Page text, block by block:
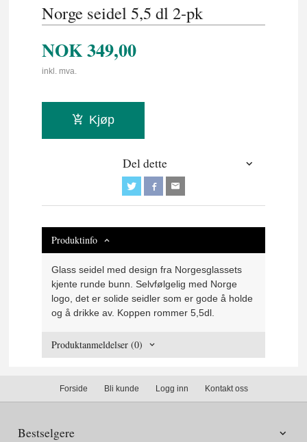
Norge seidel 5,5 dl 2-pk
NOK349,00
inkl. mva.
Kjøp
Del dette
Produktinfo
Glass seidel med design fra Norgesglassets
kjente runde bunn. Selvfølgelig med Norge
logo, det er solide seidler som er gode å holde
og å drikke av. Koppen rommer 5,5dl.
Produktanmeldelser (0)
Forside Bli kunde Logg inn Kontakt oss
Bestselgere